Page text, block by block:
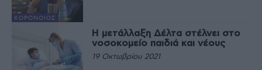
ΚΟΡΟΝΟΙΌΣ
Η μετάλλαξη Δέλτα στέλνει στο
νοσοκομείο παιδιά και νέους
19 Οκτωβρίου 2021